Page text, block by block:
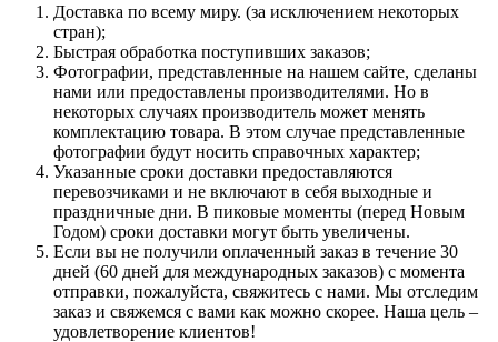
Доставка по всему миру. (за исключением некоторых
стран);
Быстрая обработка поступивших заказов;
Фотографии, представленные на нашем сайте, сделаны
нами или предоставлены производителями. Но в
некоторых случаях производитель может менять
комплектацию товара. В этом случае представленные
фотографии будут носить справочных характер;
Указанные сроки доставки предоставляются
перевозчиками и не включают в себя выходные и
праздничные дни. В пиковые моменты (перед Новым
Годом) сроки доставки могут быть увеличены.
Если вы не получили оплаченный заказ в течение 30
дней (60 дней для международных заказов) с момента
отправки, пожалуйста, свяжитесь с нами. Мы отследим
заказ и свяжемся с вами как можно скорее. Наша цель –
удовлетворение клиентов!